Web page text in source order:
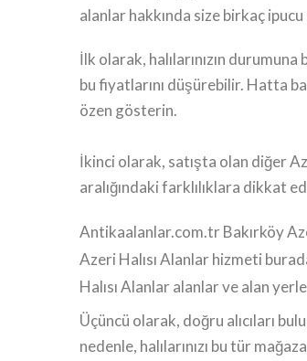
alanlar hakkında size birkaç ipucu
İlk olarak, halılarınızın
bu fiyatlarını düşürebilir. Hatta
özen gösterin.
İkinci olarak, satışta olan diğer
aralığındaki farklılıklara dikkat
Antikaalanlar.com.tr Bakırköy
Azeri Halısı Alanlar hizmeti
Halısı Alanlar alanlar ve alan
Üçüncü olarak, doğru alıcıları
nedenle, halılarınızı bu tür